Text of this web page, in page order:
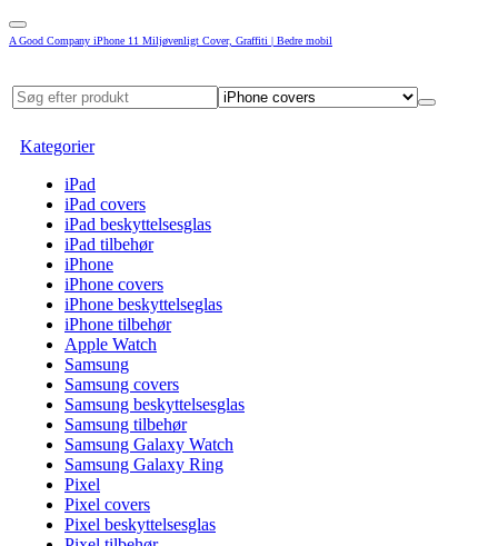
A Good Company iPhone 11 Miljøvenligt Cover, Graffiti | Bedre mobil
Kategorier
iPad
iPad covers
iPad beskyttelsesglas
iPad tilbehør
iPhone
iPhone covers
iPhone beskyttelseglas
iPhone tilbehør
Apple Watch
Samsung
Samsung covers
Samsung beskyttelsesglas
Samsung tilbehør
Samsung Galaxy Watch
Samsung Galaxy Ring
Pixel
Pixel covers
Pixel beskyttelsesglas